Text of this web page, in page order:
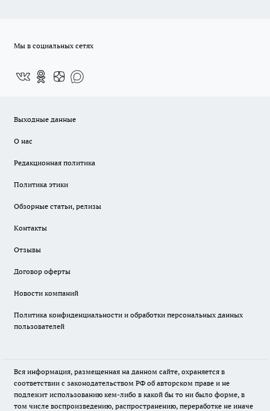
Мы в социальных сетях
Выходные данные
О нас
Редакционная политика
Политика этики
Обзорные статьи, релизы
Контакты
Отзывы
Договор оферты
Новости компаний
Политика конфиденциальности и обработки персональных данных
пользователей
Вся информация, размещенная на данном сайте, охраняется в
соответствии с законодательством РФ об авторском праве и не
подлежит использованию кем-либо в какой бы то ни было форме, в
том числе воспроизведению, распространению, переработке не иначе